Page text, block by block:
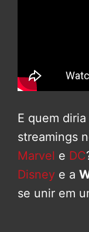
E quem
streamings
Marvel e DC
Disney e a
se unir em